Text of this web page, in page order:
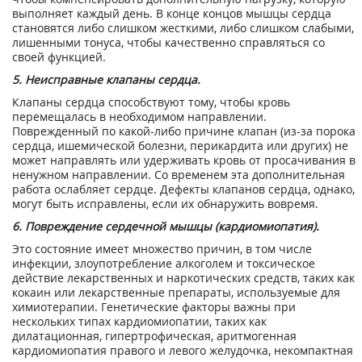
выполняет каждый день. В конце концов мышцы сердца
становятся либо слишком жесткими, либо слишком слабыми,
лишенными тонуса, чтобы качественно справляться со
своей функцией.
5. Неисправные клапаны сердца.
Клапаны сердца способствуют тому, чтобы кровь
перемещалась в необходимом направлении.
Поврежденный по какой-либо причине клапан (из-за порока
сердца, ишемической болезни, перикардита или других) не
может направлять или удерживать кровь от просачивания в
ненужном направлении. Со временем эта дополнительная
работа ослабляет сердце. Дефекты клапанов сердца, однако,
могут быть исправлены, если их обнаружить вовремя.
6. Повреждение сердечной мышцы (кардиомиопатия).
Это состояние имеет множество причин, в том числе
инфекции, злоупотребление алкоголем и токсическое
действие лекарственных и наркотических средств, таких как
кокаин или лекарственные препараты, используемые для
химиотерапии. Генетические факторы важны при
нескольких типах кардиомиопатии, таких как
дилатационная, гипертрофическая, аритмогенная
кардиомиопатия правого и левого желудочка, некомпактная